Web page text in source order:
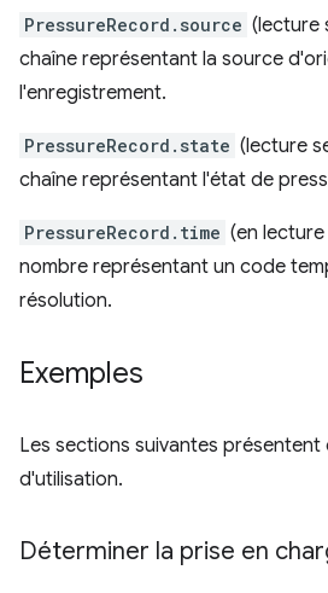
PressureRecord.source (lecture
chaîne représentant la source
l'enregistrement.
PressureRecord.state (lecture
chaîne représentant l'état de
PressureRecord.time (en lecture
nombre représentant un code
résolution.
Exemples
Les sections suivantes présentent
d'utilisation.
Déterminer la prise en